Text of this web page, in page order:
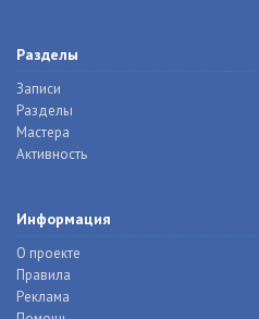
Разделы
Записи
Разделы
Мастера
Активность
Информация
О проекте
Правила
Реклама